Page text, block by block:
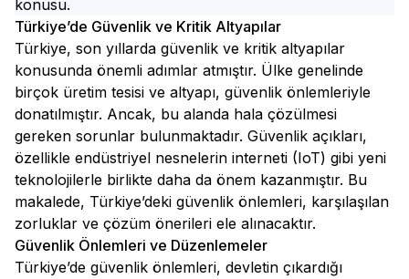
konusu.
Türkiye’de Güvenlik ve Kritik Altyapılar
Türkiye, son yıllarda güvenlik ve kritik altyapılar
konusunda önemli adımlar atmıştır. Ülke genelinde
birçok üretim tesisi ve altyapı, güvenlik önlemleriyle
donatılmıştır. Ancak, bu alanda hala çözülmesi
gereken sorunlar bulunmaktadır. Güvenlik açıkları,
özellikle endüstriyel nesnelerin interneti (IoT) gibi yeni
teknolojilerle birlikte daha da önem kazanmıştır. Bu
makalede, Türkiye’deki güvenlik önlemleri, karşılaşılan
zorluklar ve çözüm önerileri ele alınacaktır.
Güvenlik Önlemleri ve Düzenlemeler
Türkiye’de güvenlik önlemleri, devletin çıkardığı